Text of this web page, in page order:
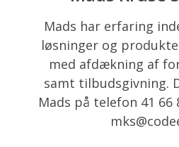
Mads har erfaring
løsninger og
med afdækning af
samt tilbudsgivning.
Mads på telefon 41 66